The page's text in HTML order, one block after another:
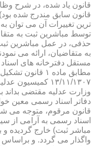
قانون سابق مندرج شده
ترین تغییرات آن می توان
توسط مباشرین ثبت به
حذفی، در عمل مباشرین
به متقاضیان، ارائه می
مطابق ماده ۱
۱۳/۱۱/۱۳۰۷
وزارت عدلیه مقتضی بداند
دفاتر اسناد رسمی معین
قانون مرقوم، متوجه می
اسناد رسمی به آرامی از
مباشر ثبت) خارج گردیده
واگذار می گردد. و